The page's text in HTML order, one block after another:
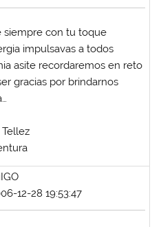
siempre con tu toque
impulsavas a todos
asite recordaremos en reto
gracias por brindarnos
12-28 19:53:47